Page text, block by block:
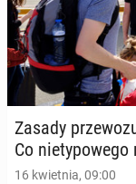
Zasady
Co nie­ty­po­we­go
16 kwietnia, 09:00